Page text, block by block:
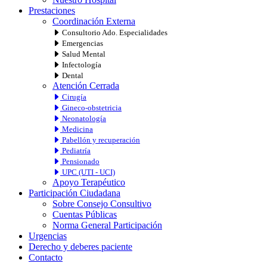
Prestaciones
Coordinación Externa
Consultorio Ado. Especialidades
Emergencias
Salud Mental
Infectología
Dental
Atención Cerrada
Cirugía
Gineco-obstetricia
Neonatología
Medicina
Pabellón y recuperación
Pediatría
Pensionado
UPC (UTI - UCI)
Apoyo Terapéutico
Participación Ciudadana
Sobre Consejo Consultivo
Cuentas Públicas
Norma General Participación
Urgencias
Derecho y deberes paciente
Contacto